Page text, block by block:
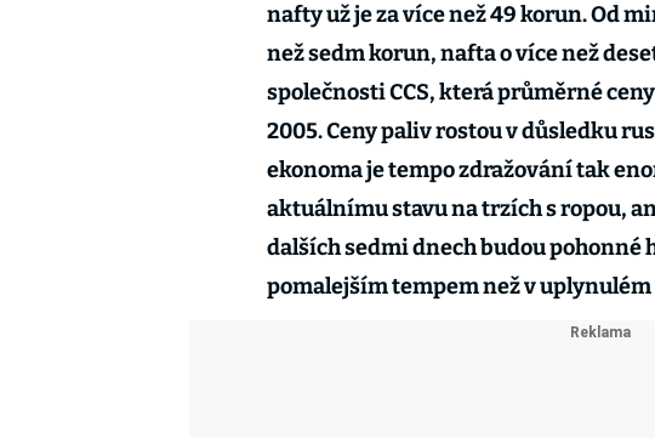
nafty už je za více než 49 korun. Od
než sedm korun, nafta o více než
společnosti CCS, která průměrné
2005. Ceny paliv rostou v důsledku
ekonoma je tempo zdražování tak
aktuálnímu stavu na trzích s ropou,
dalších sedmi dnech budou pohonné
pomalejším tempem než v